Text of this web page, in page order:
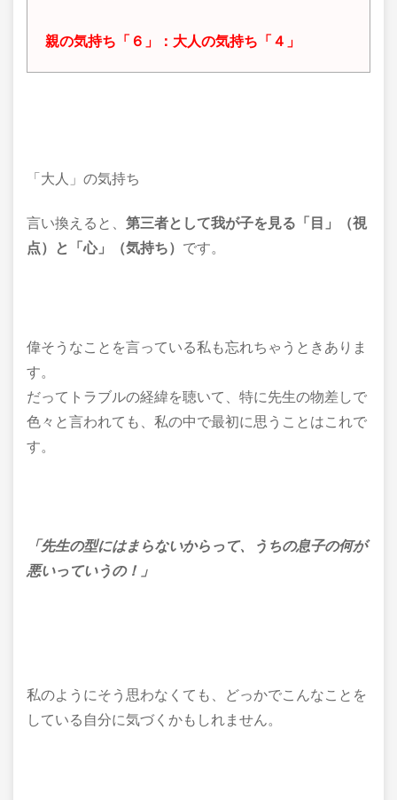
親の気持ち「６」：大人の気持ち「４」
「大人」の気持ち
言い換えると、 第三者として我が子を見る 「目」（視
点）と「心」（気持ち） です。
偉そうなことを言っている私も忘れちゃうときありま
す。
だってトラブルの経緯を聴いて、特に先生の物差しで
色々と言われても、 私の中で最初に思うことはこれで
す。
「先生の型にはまらないからって、うちの息子の何が
悪いっていうの！」
私のようにそう思わなくても、どっかでこんなことを
している自分に気づくかもしれません。